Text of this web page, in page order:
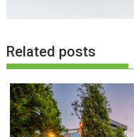
Related posts